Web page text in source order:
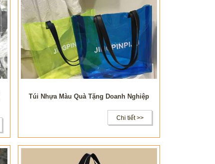
Túi Nhựa Màu Quà Tặng Doanh Nghiệp
Chi tiết >>